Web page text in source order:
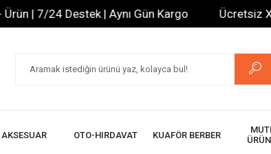
7/24 Destek | Aynı Gün Kargo Ücretsiz XML
AKSESUAR OTO-HIRDAVAT KUAFÖR BERBER